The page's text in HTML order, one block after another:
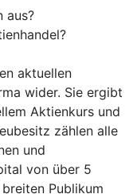
aus?
aktuellen
wider. Sie ergibt
Aktienkurs und
zählen alle
und
von über 5
Publikum